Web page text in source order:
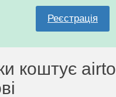
Реєстрація
коштує